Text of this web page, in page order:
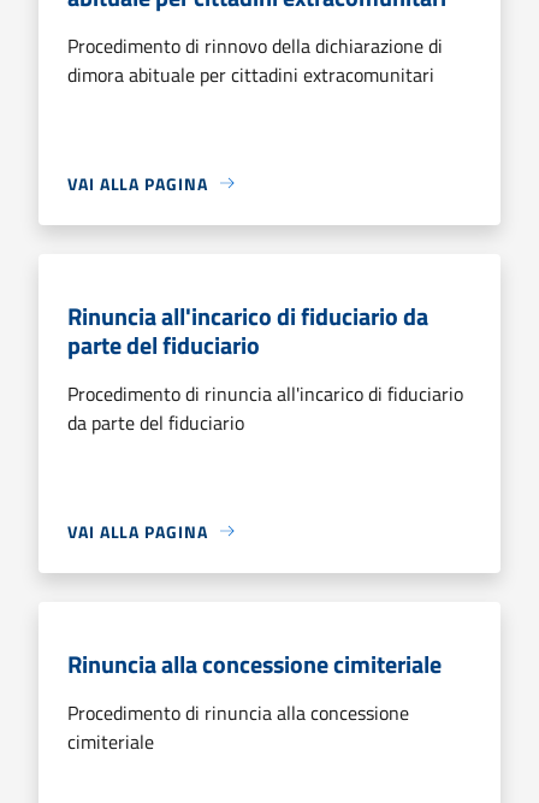
Procedimento di rinnovo della dichiarazione di
dimora abituale per cittadini extracomunitari
VAI ALLA PAGINA
Rinuncia all'incarico di fiduciario da
parte del fiduciario
Procedimento di rinuncia all'incarico di fiduciario
da parte del fiduciario
VAI ALLA PAGINA
Rinuncia alla concessione cimiteriale
Procedimento di rinuncia alla concessione
cimiteriale